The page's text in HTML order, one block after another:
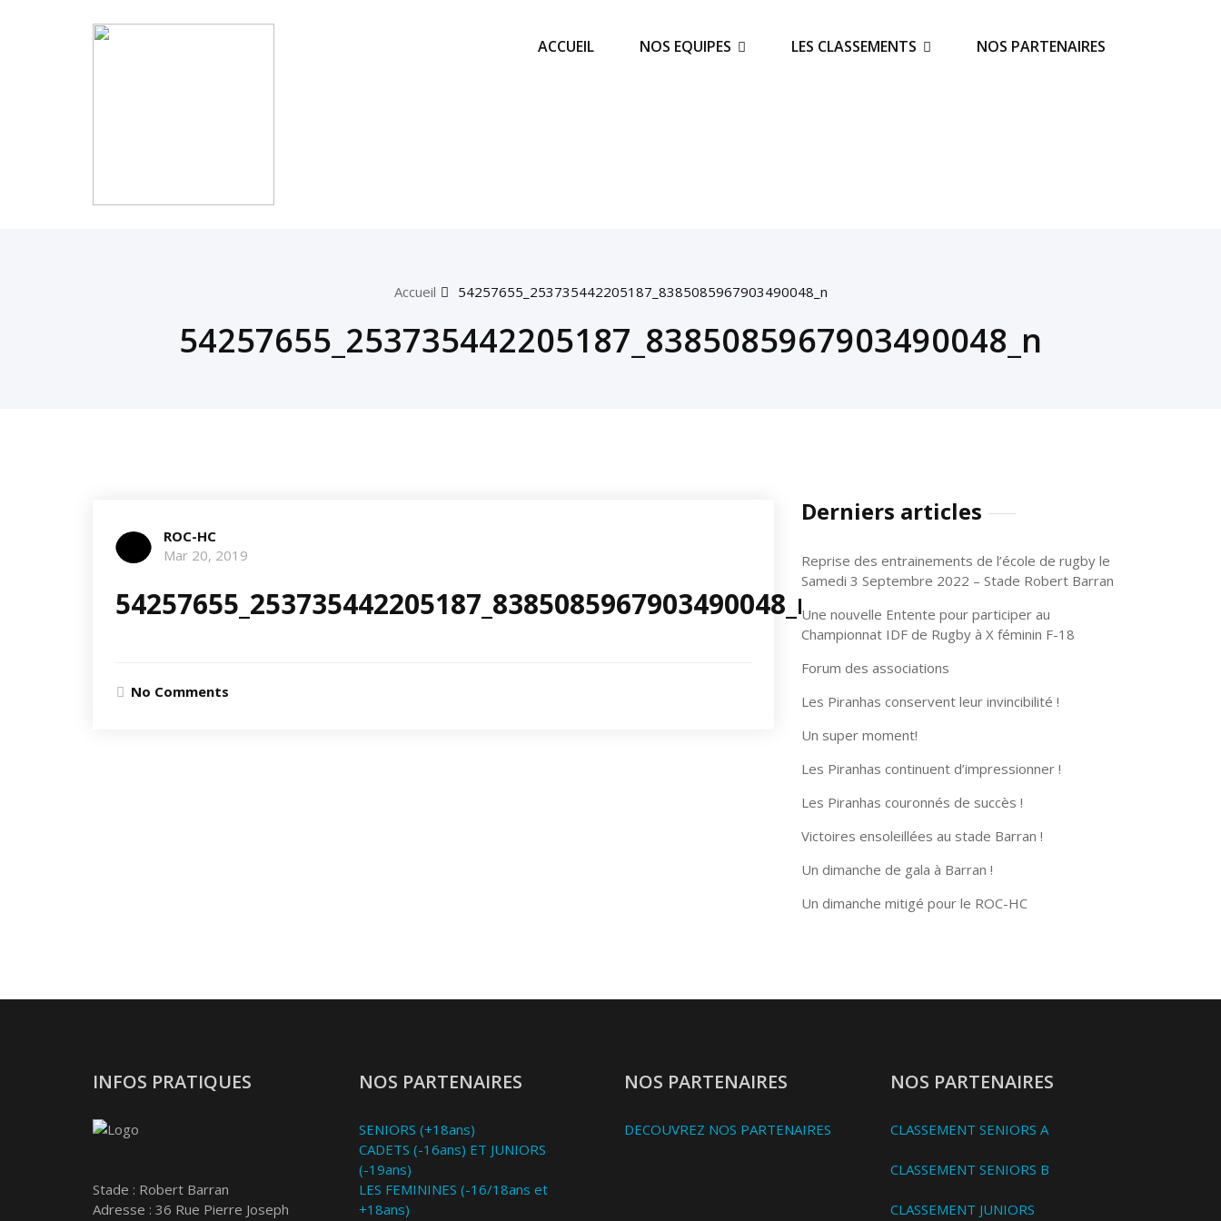
ACCUEIL NOS EQUIPES LES CLASSEMENTS NOS PARTENAIRES
Accueil 54257655_253735442205187_8385085967903490048_n
54257655_253735442205187_8385085967903490048_n
ROC-HC
Mar 20, 2019
54257655_253735442205187_8385085967903490048_n
No Comments
Derniers articles
Reprise des entrainements de l’école de rugby le
Samedi 3 Septembre 2022 – Stade Robert Barran
Une nouvelle Entente pour participer au
Championnat IDF de Rugby à X féminin F-18
Forum des associations
Les Piranhas conservent leur invincibilité !
Un super moment!
Les Piranhas continuent d’impressionner !
Les Piranhas couronnés de succès !
Victoires ensoleillées au stade Barran !
Un dimanche de gala à Barran !
Un dimanche mitigé pour le ROC-HC
INFOS PRATIQUES
Stade : Robert Barran
Adresse : 36 Rue Pierre Joseph
NOS PARTENAIRES
SENIORS (+18ans)
CADETS (-16ans) ET JUNIORS
(-19ans)
LES FEMININES (-16/18ans et
+18ans)
NOS PARTENAIRES
DECOUVREZ NOS PARTENAIRES
NOS PARTENAIRES
CLASSEMENT SENIORS A
CLASSEMENT SENIORS B
CLASSEMENT JUNIORS